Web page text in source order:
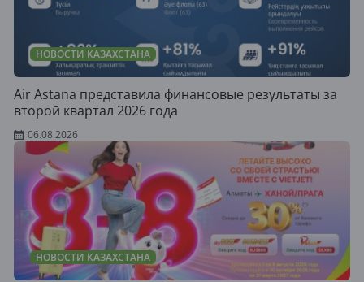
НОВОСТИ КАЗАХСТАНА
Air Astana представила финансовые результаты за
второй квартал 2026 года
06.08.2026
НОВОСТИ КАЗАХСТАНА